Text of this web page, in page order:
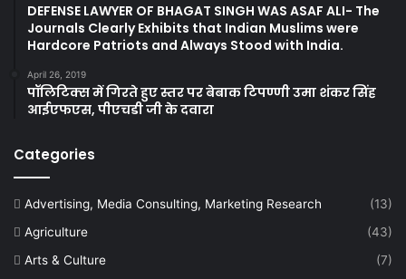
DEFENSE LAWYER OF BHAGAT SINGH WAS ASAF ALI- The
Journals Clearly Exhibits that Indian Muslims were
Hardcore Patriots and Always Stood with India.
April 26, 2019
पॉलिटिक्स में गिरते हुए स्तर पर बेबाक टिपण्णी उमा शंकर सिंह
आईएफएस, पीएचडी जी के दवारा
Categories
Advertising, Media Consulting, Marketing Research
(13)
Agriculture
(43)
Arts & Culture
(7)